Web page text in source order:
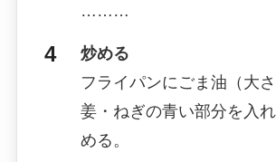
………
炒める
フライパンにごま油（大
姜・ねぎの青い部分を入
める。